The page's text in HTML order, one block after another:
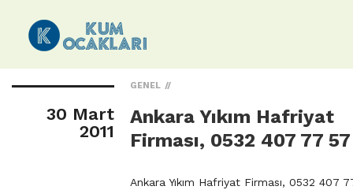
30 Mart
2011
GENEL
Ankara Yıkım Hafriyat
Firması, 0532 407 77 57
Ankara Yıkım Hafriyat Firması, 0532 407